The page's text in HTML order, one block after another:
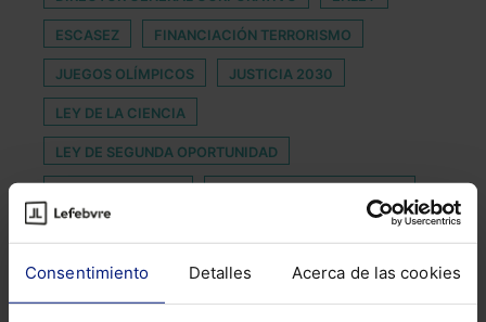
Consentimiento Detalles Acerca de las cookies
ESCASEZ FINANCIACIÓN TERRORISMO
JUEGOS OLÍMPICOS JUSTICIA 2030
LEY DE LA CIENCIA
LEY DE SEGUNDA OPORTUNIDAD
PROHIBICIÓN DE DESPIDO PROMOCIÓN INTERNA
SINDICATOS DE JUSTICIA